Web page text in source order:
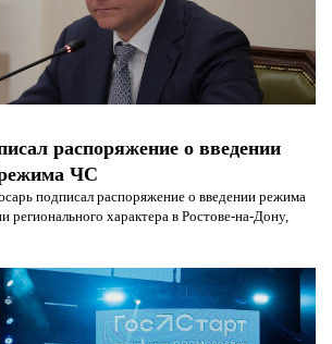
распоряжение о введении
режима ЧС
подписал распоряжение о введении режима
регионального характера в Ростове-на-Дону,